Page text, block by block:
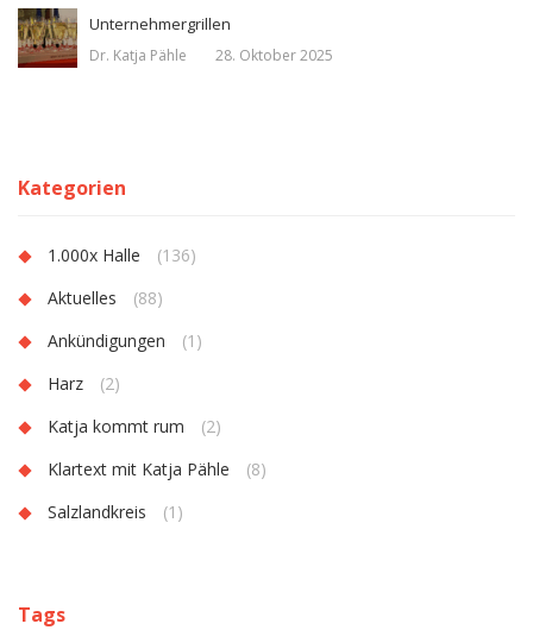
Unternehmergrillen
Dr. Katja Pähle 28. Oktober 2025
Kategorien
1.000x Halle
(136)
Aktuelles
(88)
Ankündigungen
(1)
Harz
(2)
Katja kommt rum
(2)
Klartext mit Katja Pähle
(8)
Salzlandkreis
(1)
Tags